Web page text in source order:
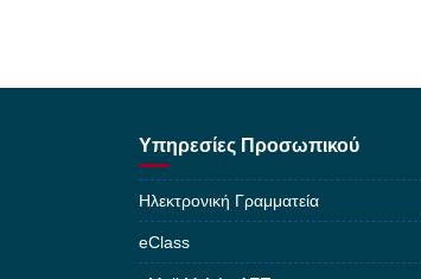
Υπηρεσίες Προσωπικού
Ηλεκτρονική Γραμματεία
eClass